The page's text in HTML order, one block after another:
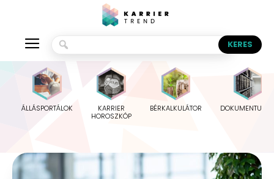
ÁLLÁSPORTÁLOK
KARRIER
HOROSZKÓP
BÉRKALKULÁTOR